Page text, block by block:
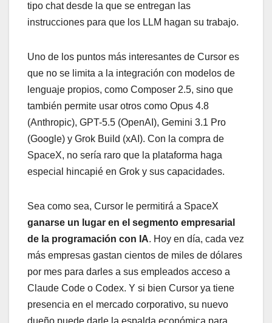
tipo chat desde la que se entregan las
instrucciones para que los LLM hagan su trabajo.
Uno de los puntos más interesantes de Cursor es
que no se limita a la integración con modelos de
lenguaje propios, como Composer 2.5, sino que
también permite usar otros como Opus 4.8
(Anthropic), GPT-5.5 (OpenAI), Gemini 3.1 Pro
(Google) y Grok Build (xAI). Con la compra de
SpaceX, no sería raro que la plataforma haga
especial hincapié en Grok y sus capacidades.
Sea como sea, Cursor le permitirá a SpaceX
ganarse un lugar en el segmento empresarial
de la programación con IA. Hoy en día, cada vez
más empresas gastan cientos de miles de dólares
por mes para darles a sus empleados acceso a
Claude Code o Codex. Y si bien Cursor ya tiene
presencia en el mercado corporativo, su nuevo